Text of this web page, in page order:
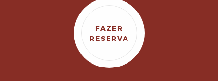
FAZER
RESERVA